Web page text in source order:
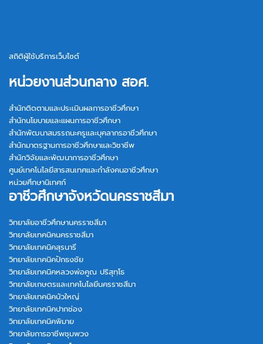
สถิติผู้ใช้บริการเว็บไซต์
หน่วยงานส่วนกลาง สอศ.
สำนักติดตามและประเมินผลการอาชีวศึกษา
สำนักนโยบายและแผนการอาชีวศึกษา
สำนักพัฒนาสมรรถนะครูและบุคลากรอาชีวศึกษา
สำนักมาตรฐานการอาชีวศึกษาและวิชาชีพ
สำนักวิจัยและพัฒนาการอาชีวศึกษา
ศูนย์เทคโนโลยีสารสนเทศและกำลังคนอาชีวศึกษา
หน่วยศึกษานิเทศก์
อาชีวศึกษาจังหวัดนครราชสีมา
วิทยาลัยอาชีวศึกษานครราชสีมา
วิทยาลัยเทคนิคนครราชสีมา
วิทยาลัยเทคนิคสุรนารี
วิทยาลัยเทคนิคปักธงชัย
วิทยาลัยเทคนิคหลวงพ่อคูณ ปริสุทฺโธ
วิทยาลัยเกษตรและเทคโนโลยีนครราชสีมา
วิทยาลัยเทคนิคบัวใหญ่
วิทยาลัยเทคนิคปากช่อง
วิทยาลัยเทคนิคพิมาย
วิทยาลัยการอาชีพชุมพวง